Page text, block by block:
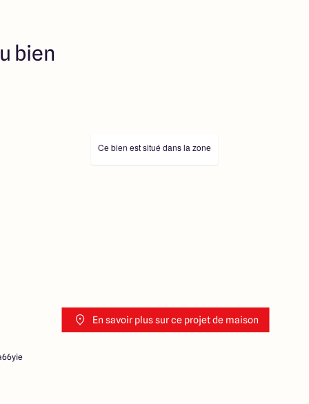
bien
En savoir plus sur ce projet de maison
Ce bien est situé dans la zone